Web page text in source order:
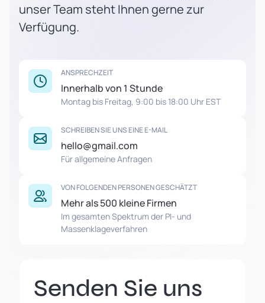
unser Team steht Ihnen gerne zur
Verfügung.
ANSPRECHZEIT
Innerhalb von 1 Stunde
Montag bis Freitag, 9:00 bis 18:00 Uhr EST
SCHREIBEN SIE UNS EINE E-MAIL
hello@gmail.com
Für allgemeine Anfragen
VON FOLGENDEN PERSONEN GESCHÄTZT
Mehr als 500 kleine Firmen
Im gesamten Spektrum der PI- und
Massenklageverfahren
Senden Sie uns